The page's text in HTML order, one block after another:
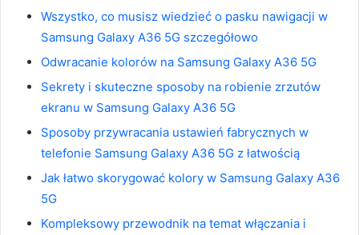
Wszystko, co musisz wiedzieć o pasku nawigacji w
Samsung Galaxy A36 5G szczegółowo
Odwracanie kolorów na Samsung Galaxy A36 5G
Sekrety i skuteczne sposoby na robienie zrzutów
ekranu w Samsung Galaxy A36 5G
Sposoby przywracania ustawień fabrycznych w
telefonie Samsung Galaxy A36 5G z łatwością
Jak łatwo skorygować kolory w Samsung Galaxy A36
5G
Kompleksowy przewodnik na temat włączania i